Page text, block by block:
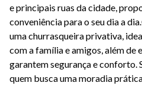
e principais ruas da cidade,
conveniência para o seu dia a
uma churrasqueira privativa,
com a família e amigos, além de
garantem segurança e conforto.
quem busca uma moradia